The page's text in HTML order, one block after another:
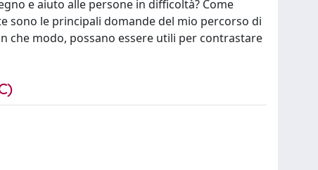
e aiuto alle persone in difficoltà? Come
sono le principali domande del mio percorso di
che modo, possano essere utili per contrastare